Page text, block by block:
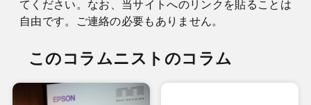
てください。なお、当サイトへのリンクを貼ることは
自由です。ご連絡の必要もありません。
このコラムニストのコラム